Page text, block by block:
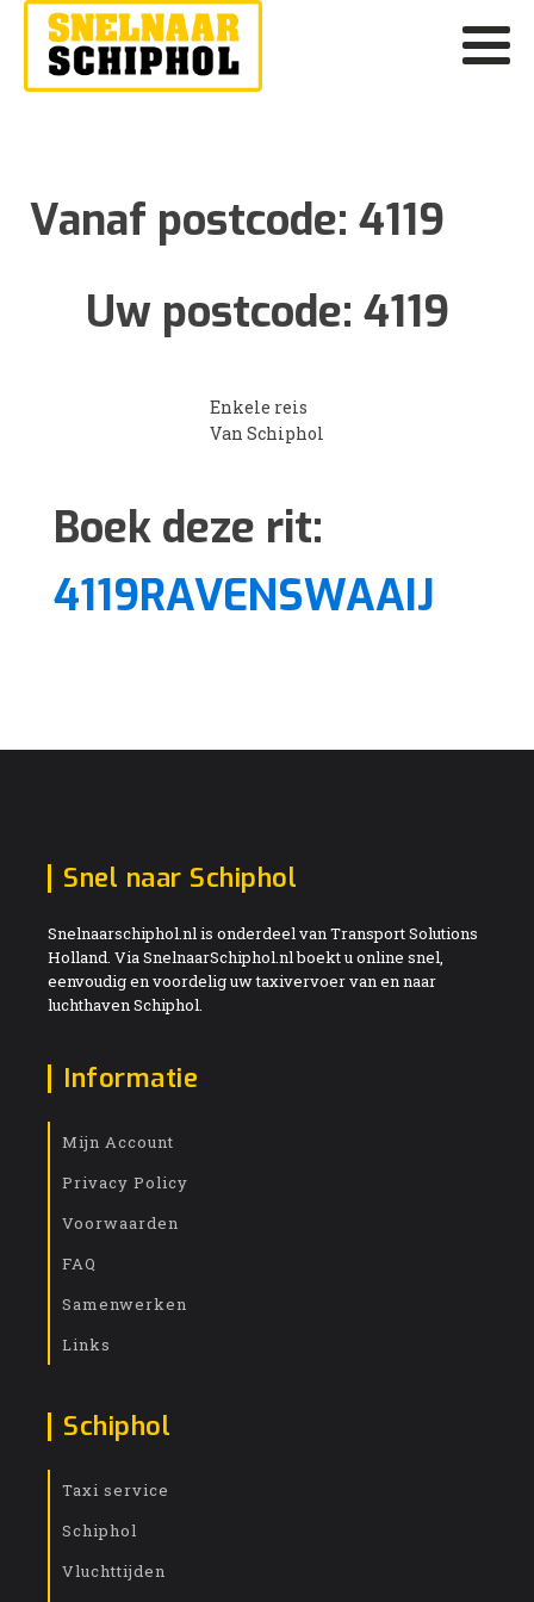
Vanaf postcode: 4119
Uw postcode: 4119
Enkele reis
Van Schiphol
Boek deze rit:
4119RAVENSWAAIJ
Snel naar Schiphol
Snelnaarschiphol.nl is onderdeel van Transport Solutions
Holland. Via SnelnaarSchiphol.nl boekt u online snel,
eenvoudig en voordelig uw taxivervoer van en naar
luchthaven Schiphol.
Informatie
Mijn Account
Privacy Policy
Voorwaarden
FAQ
Samenwerken
Links
Schiphol
Taxi service
Schiphol
Vluchttijden